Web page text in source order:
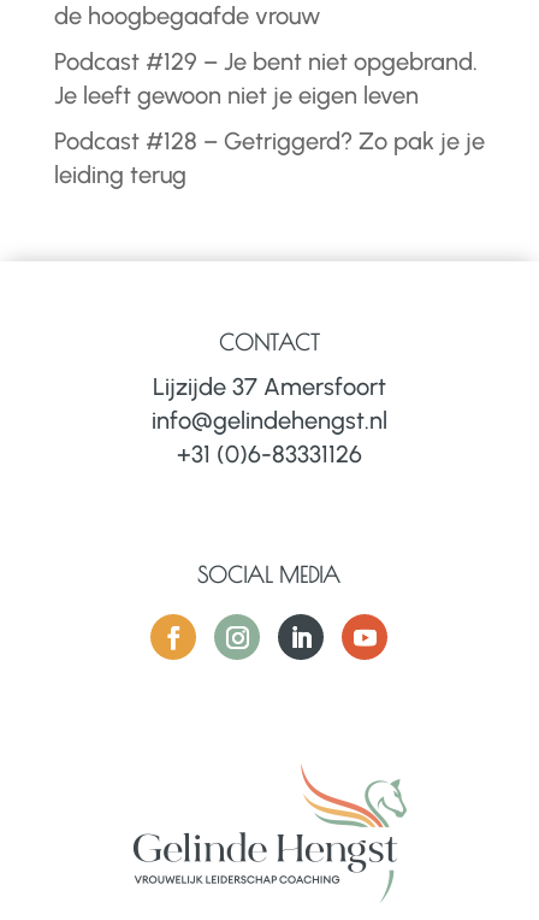
de hoogbegaafde vrouw
Podcast #129 – Je bent niet opgebrand.
Je leeft gewoon niet je eigen leven
Podcast #128 – Getriggerd? Zo pak je je
leiding terug
CONTACT
Lijzijde 37 Amersfoort
info@gelindehengst.nl
+31 (0)6-83331126
SOCIAL MEDIA